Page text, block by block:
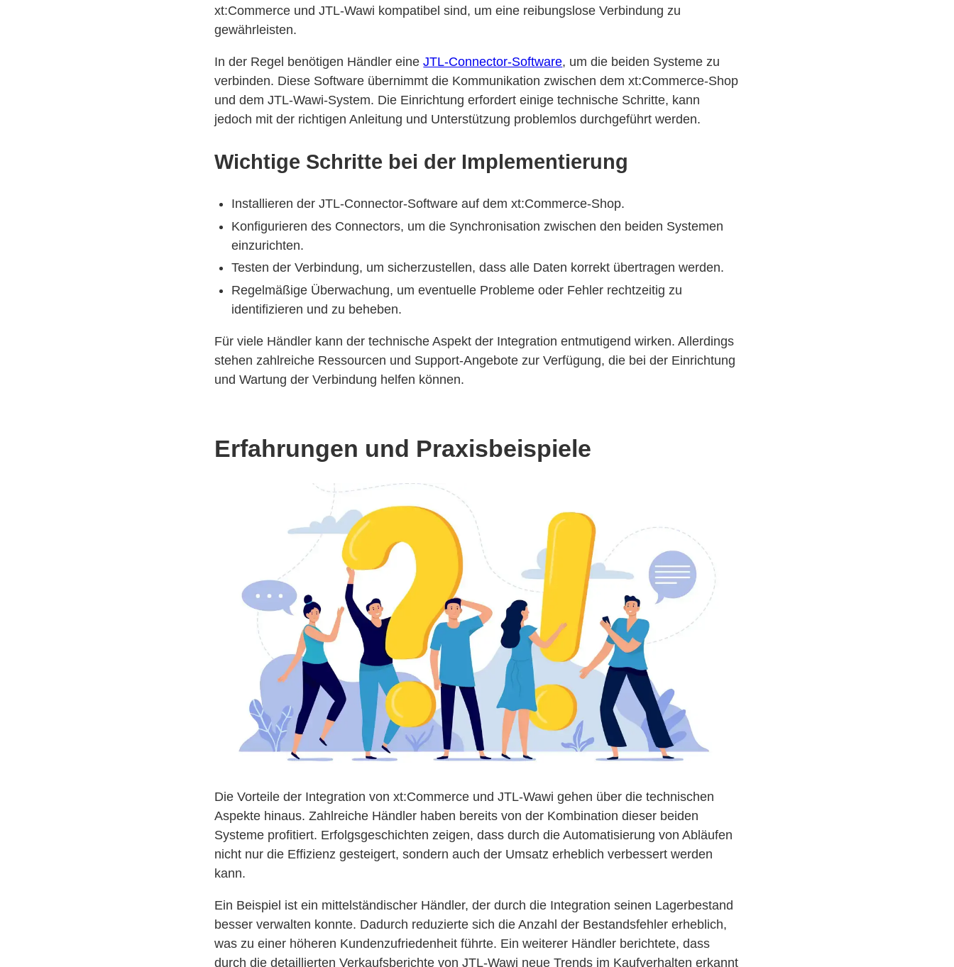
xt:Commerce und JTL-Wawi kompatibel sind, um eine reibungslose Verbindung zu
gewährleisten.
In der Regel benötigen Händler eineJTL-Connector-Software, um die beiden Systeme zu
verbinden. Diese Software übernimmt die Kommunikation zwischen dem xt:Commerce-Shop
und dem JTL-Wawi-System. Die Einrichtung erfordert einige technische Schritte, kann
jedoch mit der richtigen Anleitung und Unterstützung problemlos durchgeführt werden.
Wichtige Schritte bei der Implementierung
Installieren der JTL-Connector-Software auf dem xt:Commerce-Shop.
Konfigurieren des Connectors, um die Synchronisation zwischen den beiden Systemen
einzurichten.
Testen der Verbindung, um sicherzustellen, dass alle Daten korrekt übertragen werden.
Regelmäßige Überwachung, um eventuelle Probleme oder Fehler rechtzeitig zu
identifizieren und zu beheben.
Für viele Händler kann der technische Aspekt der Integration entmutigend wirken. Allerdings
stehen zahlreiche Ressourcen und Support-Angebote zur Verfügung, die bei der Einrichtung
und Wartung der Verbindung helfen können.
Erfahrungen und Praxisbeispiele
Die Vorteile der Integration von xt:Commerce und JTL-Wawi gehen über die technischen
Aspekte hinaus. Zahlreiche Händler haben bereits von der Kombination dieser beiden
Systeme profitiert. Erfolgsgeschichten zeigen, dass durch die Automatisierung von Abläufen
nicht nur die Effizienz gesteigert, sondern auch der Umsatz erheblich verbessert werden
kann.
Ein Beispiel ist ein mittelständischer Händler, der durch die Integration seinen Lagerbestand
besser verwalten konnte. Dadurch reduzierte sich die Anzahl der Bestandsfehler erheblich,
was zu einer höheren Kundenzufriedenheit führte. Ein weiterer Händler berichtete, dass
durch die detaillierten Verkaufsberichte von JTL-Wawi neue Trends im Kaufverhalten erkannt